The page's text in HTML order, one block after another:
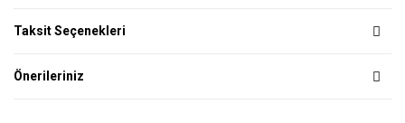
Taksit Seçenekleri
Önerileriniz